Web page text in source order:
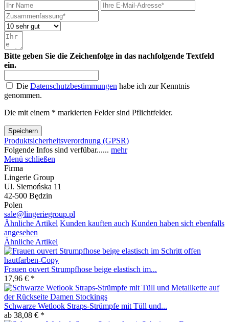
Bitte geben Sie die Zeichenfolge in das nachfolgende Textfeld
ein.
Die Datenschutzbestimmungen habe ich zur Kenntnis
genommen.
Die mit einem * markierten Felder sind Pflichtfelder.
Speichern
Produktsicherheitsverordnung (GPSR)
Folgende Infos sind verfübar...... mehr
Menü schließen
Firma
Lingerie Group
Ul. Siemońska 11
42-500 Będzin
Polen
sale@lingeriegroup.pl
Ähnliche Artikel Kunden kauften auch Kunden haben sich ebenfalls
angesehen
Ähnliche Artikel
Frauen ouvert Strumpfhose beige elastisch im...
17,96 € *
Schwarze Wetlook Straps-Strümpfe mit Tüll und...
ab 38,08 € *